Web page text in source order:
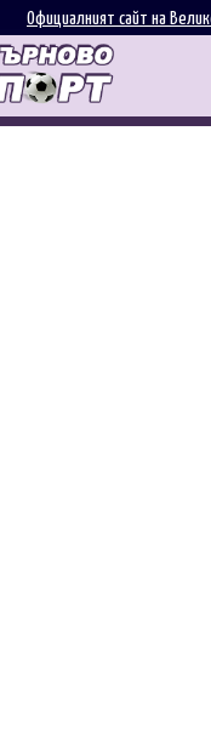
Официалният сайт на